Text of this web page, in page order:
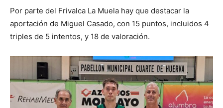
Por parte del Frivalca La Muela hay que destacar la
aportación de Miguel Casado, con 15 puntos, incluidos 4
triples de 5 intentos, y 18 de valoración.